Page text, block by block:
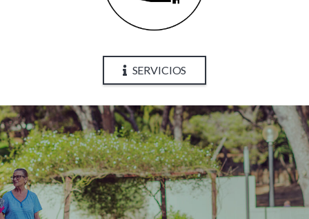
SERVICIOS